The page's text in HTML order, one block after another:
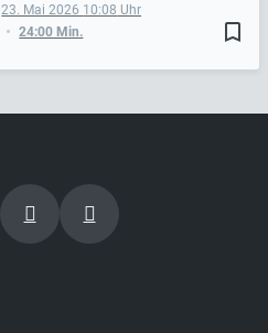
bookmark_border
23. Mai 2026 10:08
24:00 Min.